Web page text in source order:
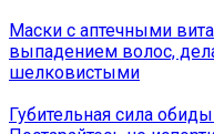
Маски с аптечными
выпадением волос,
шелковистыми
Губительная сила